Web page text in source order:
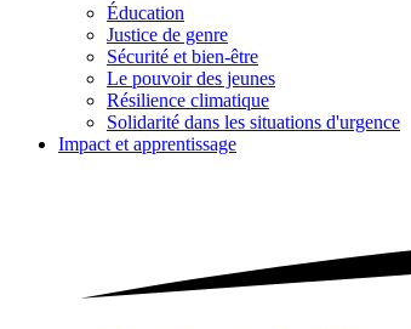
Éducation
Justice de genre
Sécurité et bien-être
Le pouvoir des jeunes
Résilience climatique
Solidarité dans les situations d'urgence
Impact et apprentissage